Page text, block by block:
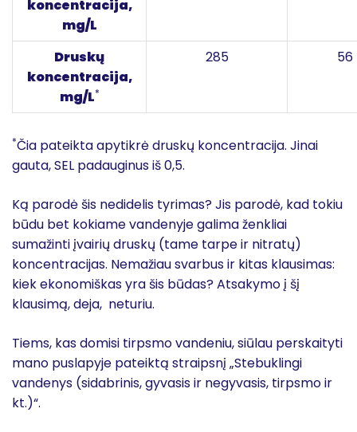
koncentracija,
mg/L
Druskų
koncentracija,
mg/L*
285 56
*Čia pateikta apytikrė druskų koncentracija. Jinai
gauta, SEL padauginus iš 0,5.
Ką parodė šis nedidelis tyrimas? Jis parodė, kad tokiu
būdu bet kokiame vandenyje galima ženkliai
sumažinti įvairių druskų (tame tarpe ir nitratų)
koncentracijas. Nemažiau svarbus ir kitas klausimas:
kiek ekonomiškas yra šis būdas? Atsakymo į šį
klausimą, deja, neturiu.
Tiems, kas domisi tirpsmo vandeniu, siūlau perskaityti
mano puslapyje pateiktą straipsnį „Stebuklingi
vandenys (sidabrinis, gyvasis ir negyvasis, tirpsmo ir
kt.)“.